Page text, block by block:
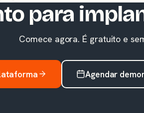
para
Comece agora. É gratuito e
Agendar